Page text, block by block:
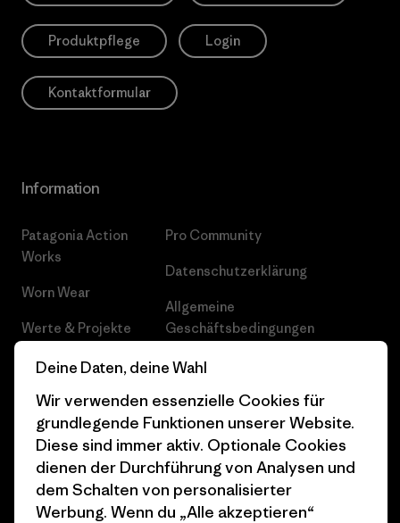
Produktpflege Login
Kontaktformular
Information
Patagonia Action
Works
Worn Wear
Werte & Projekte
Progress Report
Business Unusual
Klimaziele
1% For The Planet
Wie wir finanzieren
Pro Community
Datenschutzerklärung
Allgemeine
Geschäftsbedingungen
Cookie Einstellungen
Karriere
Pressekontakt
Industry program
Affiliate-Programm
Deine Daten, deine Wahl
Wir verwenden essenzielle Cookies für
grundlegende Funktionen unserer Website.
Diese sind immer aktiv. Optionale Cookies
dienen der Durchführung von Analysen und
dem Schalten von personalisierter
Werbung. Wenn du „Alle akzeptieren“